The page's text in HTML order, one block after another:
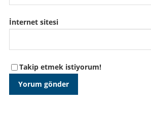
İnternet sitesi
Takip etmek istiyorum!